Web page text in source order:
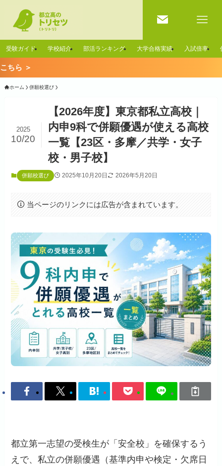
受験ガイド 学校紹介 部活ランキング 大学合格実績 入試倍率
ホーム 併願校選び
【2026年度】東京都私立高校｜
内申9科で併願優遇が使える高校
一覧【23区・多摩／共学・女子
校・男子校】
2025
10/20
併願校選び 2025年10月20日 2026年5月20日
当ページのリンクには広告が含まれています。
都立第一志望の受検生が「安全校」を確保するう
えで、私立の併願優遇（基準内申や検定・欠席日